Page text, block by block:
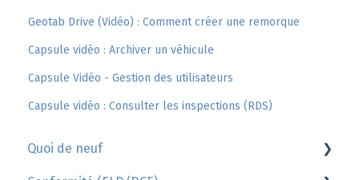
Geotab Drive (Vidéo) : Comment créer une remorque
Capsule vidéo : Archiver un véhicule
Capsule Vidéo - Gestion des utilisateurs
Capsule vidéo : Consulter les inspections (RDS)
Quoi de neuf